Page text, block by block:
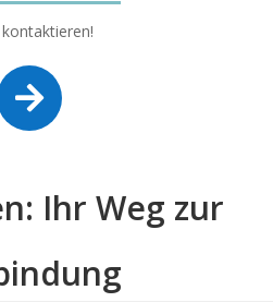
kontaktieren!

Ihr Weg zur